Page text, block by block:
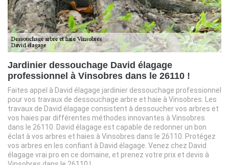
Jardinier dessouchage David élagage
professionnel à Vinsobres dans le 26110 !
Faites appel à David élagage jardinier dessouchage professionnel
pour vos travaux de dessouchage arbre et haie à Vinsobres. Les
travaux de David élagage consistent à dessoucher vos arbres et
vos haies par différentes méthodes innovantes à Vinsobres
dans le 26110. David élagage est capable de redonner un bon
éclat à vos arbres et haies à Vinsobres dans le 26110. Protégez
vos arbres en les confiant à David élagage. Venez chez David
élagage vrai pro en ce domaine, et prenez votre prix et devis à